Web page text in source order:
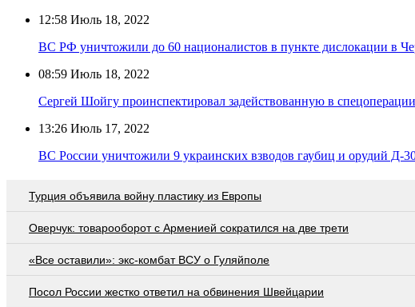
12:58 Июль 18, 2022
ВС РФ уничтожили до 60 националистов в пункте дислокации в
08:59 Июль 18, 2022
Сергей Шойгу проинспектировал задействованную в
13:26 Июль 17, 2022
ВС России уничтожили 9 украинских взводов гаубиц и орудий Д-
Турция объявила войну пластику из Европы
Оверчук: товарооборот с Арменией сократился на две трети
«Все оставили»: экс-комбат ВСУ о Гуляйполе
Посол России жестко ответил на обвинения Швейцарии